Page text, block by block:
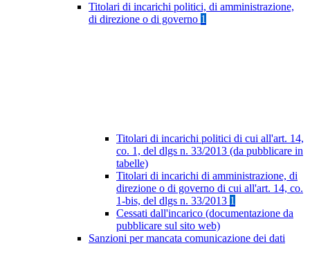
Titolari di incarichi politici, di amministrazione,
di direzione o di governo 1
Titolari di incarichi politici di cui all'art. 14,
co. 1, del dlgs n. 33/2013 (da pubblicare in
tabelle)
Titolari di incarichi di amministrazione, di
direzione o di governo di cui all'art. 14, co.
1-bis, del dlgs n. 33/2013 1
Cessati dall'incarico (documentazione da
pubblicare sul sito web)
Sanzioni per mancata comunicazione dei dati